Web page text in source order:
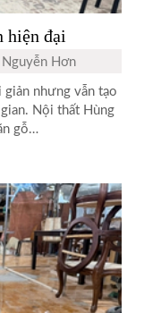
hiện đại
Nguyễn Hơn
giản nhưng vẫn tạo
Nội thất Hùng
gỗ…